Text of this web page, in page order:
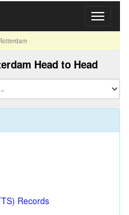
Toggle
Head to Head
Records